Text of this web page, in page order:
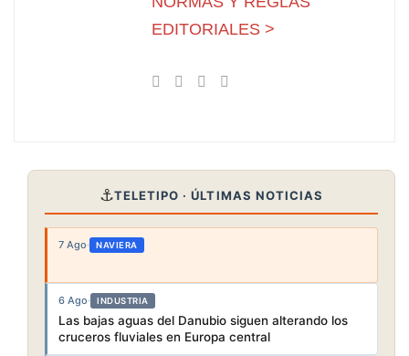
EDITORIALES >
⚓TELETIPO · ÚLTIMAS NOTICIAS
7 Ago· NAVIERA
6 Ago· INDUSTRIA
Las bajas aguas del Danubio siguen alterando los
cruceros fluviales en Europa central